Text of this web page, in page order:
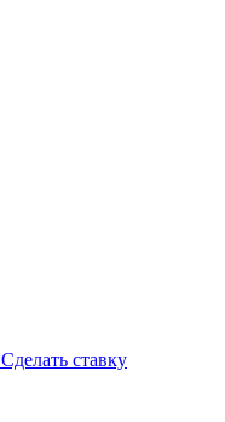
Сделать ставку